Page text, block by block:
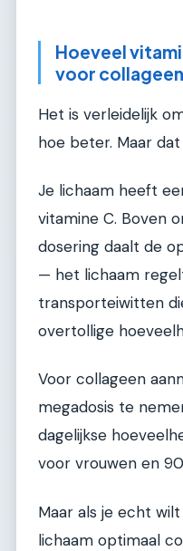
Hoeveel
voor
Het is verleidelijk
hoe beter. Maar
Je lichaam heeft
vitamine C. Boven
dosering daalt de
— het lichaam
transporteiwitten
overtollige
Voor collageen
megadosis te
dagelijkse
voor vrouwen en
Maar als je echt
lichaam optimaal